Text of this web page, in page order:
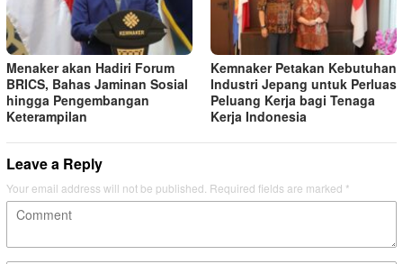
Menaker akan Hadiri Forum
BRICS, Bahas Jaminan Sosial
hingga Pengembangan
Keterampilan
Kemnaker Petakan Kebutuhan
Industri Jepang untuk Perluas
Peluang Kerja bagi Tenaga
Kerja Indonesia
Leave a Reply
Your email address will not be published. Required fields are marked *